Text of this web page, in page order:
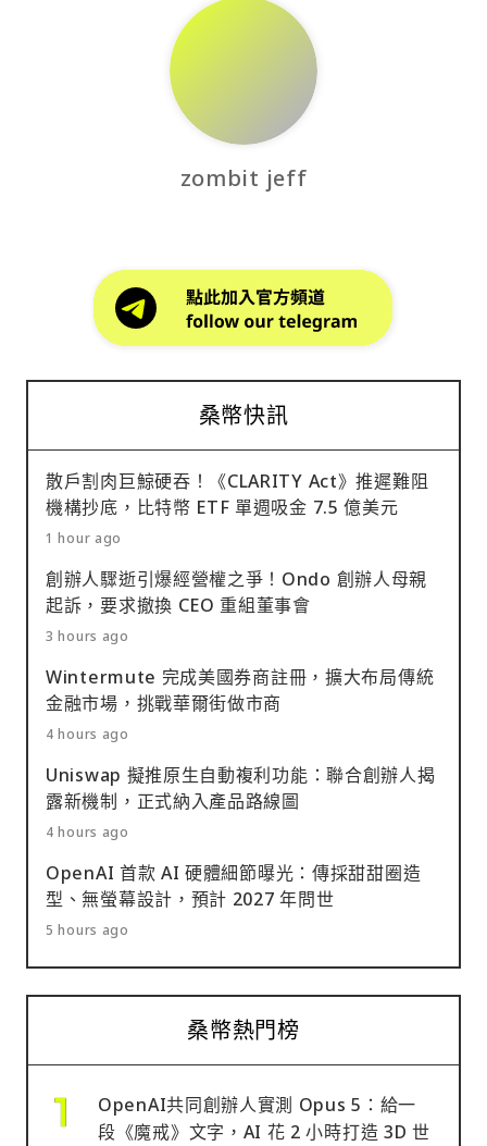
zombit jeff
桑幣快訊
散戶割肉巨鯨硬吞！《CLARITY Act》推遲難阻
機構抄底，比特幣 ETF 單週吸金 7.5 億美元
1 hour ago
創辦人驟逝引爆經營權之爭！Ondo 創辦人母親
起訴，要求撤換 CEO 重組董事會
3 hours ago
Wintermute 完成美國券商註冊，擴大布局傳統
金融市場，挑戰華爾街做市商
4 hours ago
Uniswap 擬推原生自動複利功能：聯合創辦人揭
露新機制，正式納入產品路線圖
4 hours ago
OpenAI 首款 AI 硬體細節曝光：傳採甜甜圈造
型、無螢幕設計，預計 2027 年問世
5 hours ago
桑幣熱門榜
OpenAI共同創辦人實測 Opus 5：給一
段《魔戒》文字，AI 花 2 小時打造 3D 世